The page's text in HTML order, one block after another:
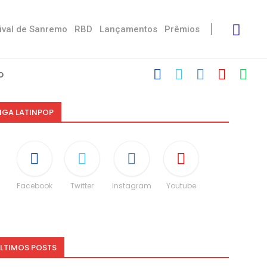
de Sanremo RBD Lançamentos Prêmios
LATINPOP
Facebook Twitter Instagram Youtube
POSTS